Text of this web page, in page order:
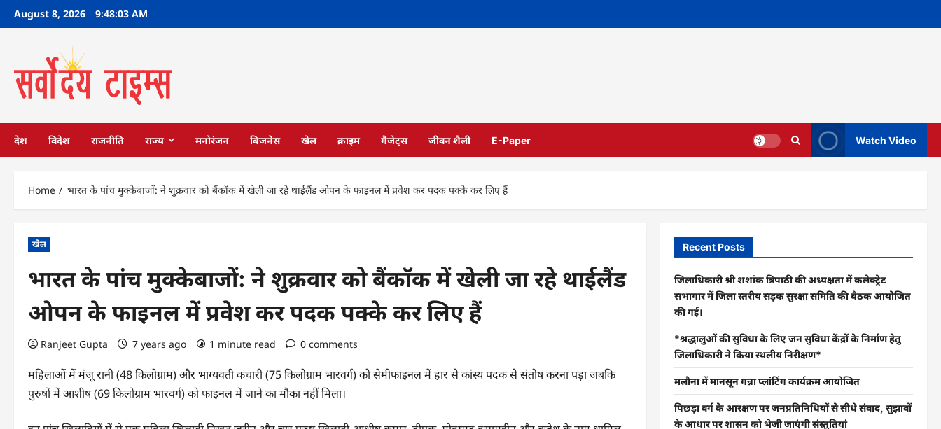
SkipAugust 8, 2026 9:48:04 AM
देश विदेश राजनीति राज्य मनोरंजन बिजनेस खेल क्राइम गैजेट्स जीवन शैली E-Paper Watch Video
Home भारत के पांच मुक्केबाजों: ने शुक्रवार को बैंकॉक में खेली जा रहे थाईलैंड ओपन के फाइनल में प्रवेश कर पदक पक्के कर लिए हैं
खेल
भारत के पांच मुक्केबाजों: ने शुक्रवार को बैंकॉक में खेली जा रहे थाईलैंड
ओपन के फाइनल में प्रवेश कर पदक पक्के कर लिए हैं
Ranjeet Gupta 7 years ago 1 minute read 0 comments
महिलाओं में मंजू रानी (48 किलोग्राम) और भाग्यवती कचारी (75 किलोग्राम भारवर्ग) को सेमीफाइनल में हार से कांस्य पदक से संतोष करना पड़ा जबकि
पुरुषों में आशीष (69 किलोग्राम भारवर्ग) को फाइनल में जाने का मौका नहीं मिला।
Recent Posts
जिलाधिकारी श्री शशांक त्रिपाठी की अध्यक्षता में कलेक्ट्रेट
सभागार में जिला स्तरीय सड़क सुरक्षा समिति की बैठक आयोजित
की गई।
*श्रद्धालुओं की सुविधा के लिए जन सुविधा केंद्रों के निर्माण हेतु
जिलाधिकारी ने किया स्थलीय निरीक्षण*
मलौना में मानसून गन्ना प्लांटिंग कार्यक्रम आयोजित
पिछड़ा वर्ग के आरक्षण पर जनप्रतिनिधियों से सीधे संवाद, सुझावों
के आधार पर शासन को भेजी जाएंगी संस्तुतियां